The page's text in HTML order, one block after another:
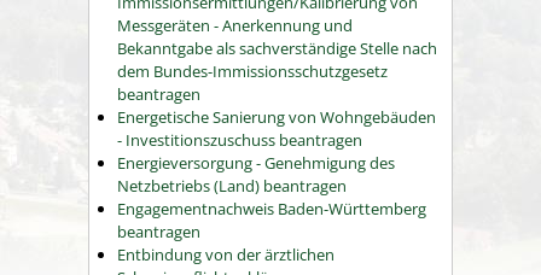
Messgeräten - Anerkennung und
Bekanntgabe als sachverständige Stelle nach
dem Bundes-Immissionsschutzgesetz
beantragen
Energetische Sanierung von Wohngebäuden
- Investitionszuschuss beantragen
Energieversorgung - Genehmigung des
Netzbetriebs (Land) beantragen
Engagementnachweis Baden-Württemberg
beantragen
Entbindung von der ärztlichen